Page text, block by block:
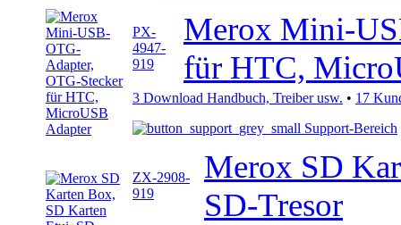
PX-
4947-
919
Merox Mini-
für HTC,
3 Download Handbuch, Treiber usw. • 17
Support-Bereich
ZX-2908-
919
Merox SD
SD-Tresor